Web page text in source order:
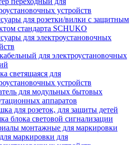
устройств
для розетки/вилки с защитным
стандарта SCHUKO
для электроустановочных
для электроустановочных
светящаяся для
устройств
для модульных бытовых
аппаратов
для розеток, для защиты детей
блока световой сигнализации
монтажные для маркировки
маркировки для